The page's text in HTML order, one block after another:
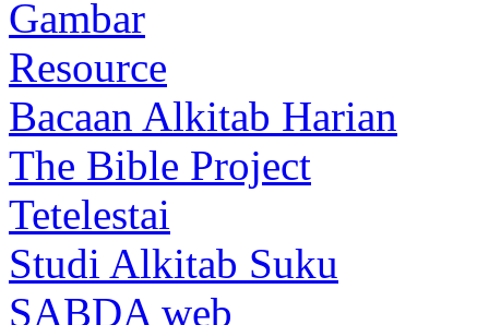
Gambar
Resource
Bacaan Alkitab Harian
The Bible Project
Tetelestai
Studi Alkitab Suku
SABDA web